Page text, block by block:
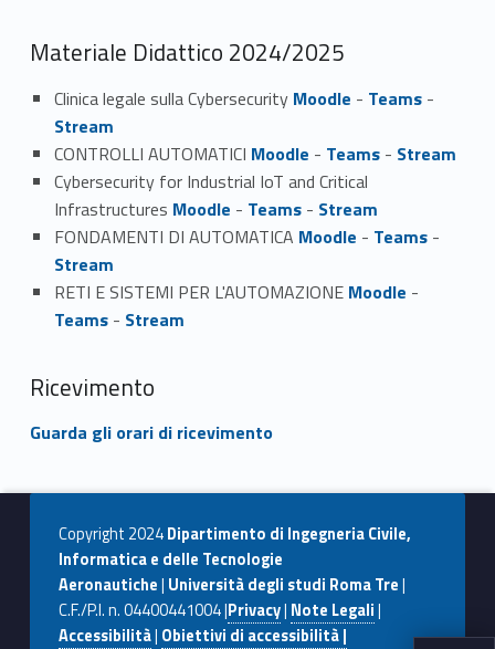
Materiale Didattico 2024/2025
Clinica legale sulla Cybersecurity Moodle - Teams-
Stream
CONTROLLI AUTOMATICI Moodle - Teams- Stream
Cybersecurity for Industrial IoT and Critical
Infrastructures Moodle - Teams- Stream
FONDAMENTI DI AUTOMATICA Moodle - Teams-
Stream
RETI E SISTEMI PER L'AUTOMAZIONE Moodle -
Teams- Stream
Ricevimento
Guarda gli orari di ricevimento
Copyright 2024Dipartimento di Ingegneria Civile,
Informatica e delle Tecnologie
Aeronautiche| Università degli studi Roma Tre|
C.F./P.I. n. 04400441004 |Privacy| Note Legali|
Accessibilità| Obiettivi di accessibilità |